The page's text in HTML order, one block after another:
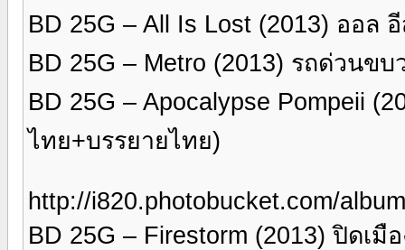
BD 25G – All Is Lost (2013) ออล
BD 25G – Metro (2013) รถด่วนข
BD 25G – Apocalypse Pompeii
ไทย+บรรยายไทย)
http://i820.photobucket.com/
BD 25G – Firestorm (2013) ปิดเ